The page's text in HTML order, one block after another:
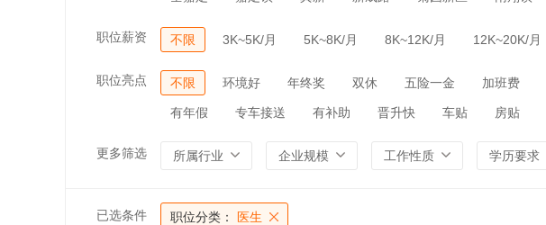
职位薪资 不限 3K~5K/月 5K~8K/月 8K~12K/月 12K~20K/月
职位亮点 不限 环境好 年终奖 双休 五险一金 加班费
有年假 专车接送 有补助 晋升快 车贴 房贴
更多筛选 所属行业 企业规模 工作性质 学历要求
已选条件 职位分类： 医生